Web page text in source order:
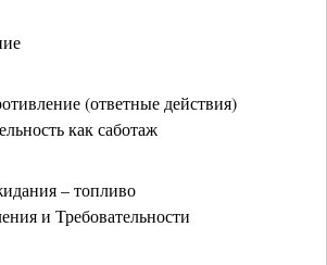
(ответные действия)
как саботаж
– топливо
и Требовательности